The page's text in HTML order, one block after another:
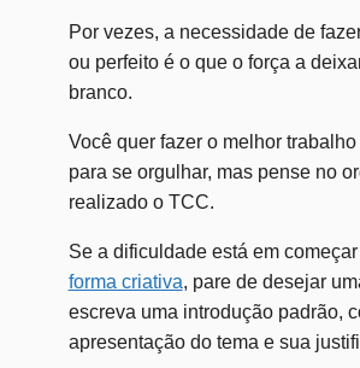
Por vezes, a necessidade de
ou perfeito é o que o força a
branco.
Você quer fazer o melhor trabalho
para se orgulhar, mas pense no
realizado o TCC.
Se a dificuldade está em
forma criativa, pare de desejar
escreva uma introdução padrão,
apresentação do tema e sua